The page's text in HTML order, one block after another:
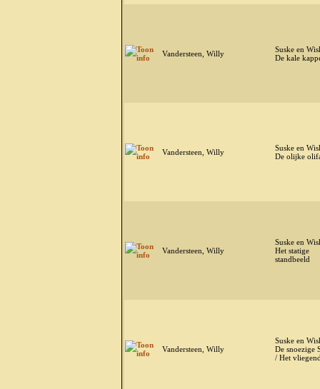
Vandersteen, Willy
Suske en
De kale
Vandersteen, Willy
Suske en
De olijke
Vandersteen, Willy
Suske en
Het statige
standbeeld
Vandersteen, Willy
Suske en
De snoezige
/ Het